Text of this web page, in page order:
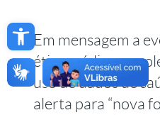
Open toolbar
Em mensagem a
ética médica na
uso de dados de
alerta para “nova